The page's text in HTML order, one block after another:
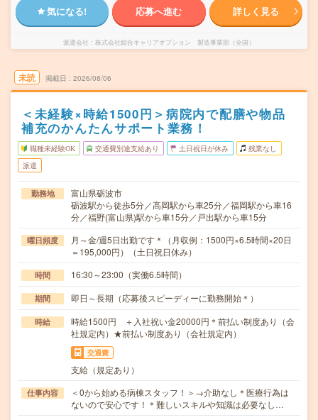
気になる! 応募へ進む 詳しく見る
派遣会社 株式会社綜合キャリアオプション 製造事業部（全国）
未読 掲載日 2026/08/06
＜未経験×時給1500円＞病院内で配膳や物品
補充のかんたんサポート業務！
職種未経験OK 交通費別途支給あり 土日祝日が休み 残業なし
派遣
勤務地
富山県砺波市
砺波駅から徒歩5分／高岡駅から車25分／福岡駅から車16
分／福野(富山県)駅から車15分／戸出駅から車15分
曜日頻度
月～金/週5日出勤です＊（月収例：1500円×6.5時間×20日
＝195,000円）（土日祝日休み）
時間 16:30～23:00（実働6.5時間）
期間 即日～長期（応募後スピーディーに勤務開始＊）
時給
時給1500円 ＋入社祝い金20000円＊前払い制度あり（会
社規定内）★前払い制度あり（会社規定内）
交通費
支給（規定あり）
仕事内容
＜0から始める病棟スタッフ！＞→介助なし＊医療行為は
ないので安心です！＊難しいスキルや知識は必要なし…